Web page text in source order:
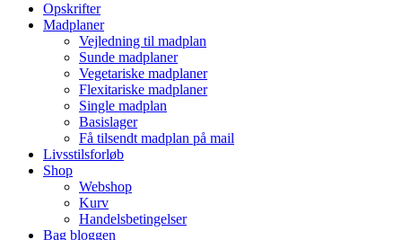
Opskrifter
Madplaner
Vejledning til madplan
Sunde madplaner
Vegetariske madplaner
Flexitariske madplaner
Single madplan
Basislager
Få tilsendt madplan på mail
Livsstilsforløb
Shop
Webshop
Kurv
Handelsbetingelser
Bag bloggen